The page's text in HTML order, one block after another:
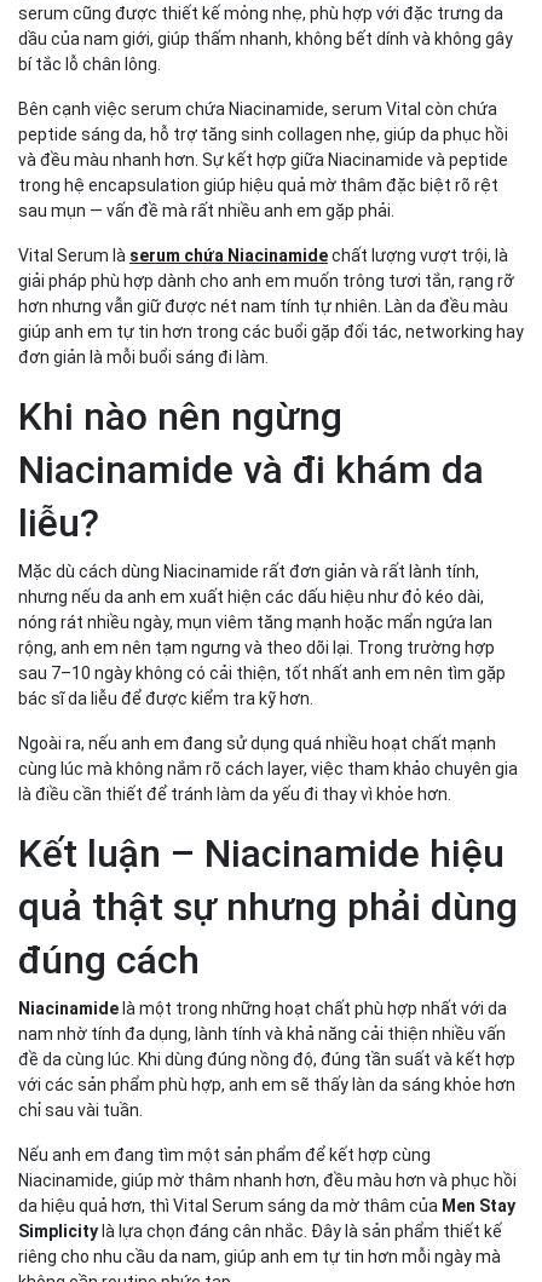
serum cũng được thiết kế mỏng nhẹ, phù hợp với đặc trưng da
dầu của nam giới, giúp thấm nhanh, không bết dính và không gây
bí tắc lỗ chân lông.
Bên cạnh việc serum chứa Niacinamide, serum Vital còn chứa
peptide sáng da, hỗ trợ tăng sinh collagen nhẹ, giúp da phục hồi
và đều màu nhanh hơn. Sự kết hợp giữa Niacinamide và peptide
trong hệ encapsulation giúp hiệu quả mờ thâm đặc biệt rõ rệt
sau mụn — vấn đề mà rất nhiều anh em gặp phải.
Vital Serum là serum chứa Niacinamidechất lượng vượt trội, là
giải pháp phù hợp dành cho anh em muốn trông tươi tắn, rạng rỡ
hơn nhưng vẫn giữ được nét nam tính tự nhiên. Làn da đều màu
giúp anh em tự tin hơn trong các buổi gặp đối tác, networking hay
đơn giản là mỗi buổi sáng đi làm.
Khi nào nên ngừng
Niacinamide và đi khám da
liễu?
Mặc dù cách dùng Niacinamide rất đơn giản và rất lành tính,
nhưng nếu da anh em xuất hiện các dấu hiệu như đỏ kéo dài,
nóng rát nhiều ngày, mụn viêm tăng mạnh hoặc mẩn ngứa lan
rộng, anh em nên tạm ngưng và theo dõi lại. Trong trường hợp
sau 7–10 ngày không có cải thiện, tốt nhất anh em nên tìm gặp
bác sĩ da liễu để được kiểm tra kỹ hơn.
Ngoài ra, nếu anh em đang sử dụng quá nhiều hoạt chất mạnh
cùng lúc mà không nắm rõ cách layer, việc tham khảo chuyên gia
là điều cần thiết để tránh làm da yếu đi thay vì khỏe hơn.
Kết luận – Niacinamide hiệu
quả thật sự nhưng phải dùng
đúng cách
Niacinamide là một trong những hoạt chất phù hợp nhất với da
nam nhờ tính đa dụng, lành tính và khả năng cải thiện nhiều vấn
đề da cùng lúc. Khi dùng đúng nồng độ, đúng tần suất và kết hợp
với các sản phẩm phù hợp, anh em sẽ thấy làn da sáng khỏe hơn
chỉ sau vài tuần.
Nếu anh em đang tìm một sản phẩm để kết hợp cùng
Niacinamide, giúp mờ thâm nhanh hơn, đều màu hơn và phục hồi
da hiệu quả hơn, thì Vital Serum sáng da mờ thâm của Men Stay
Simplicity là lựa chọn đáng cân nhắc. Đây là sản phẩm thiết kế
riêng cho nhu cầu da nam, giúp anh em tự tin hơn mỗi ngày mà